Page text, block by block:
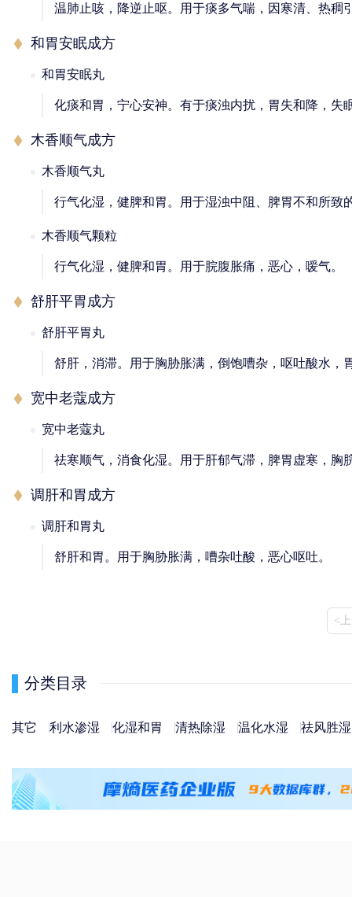
温肺止咳，降逆止呕。用于痰多气喘，因寒清、热稠
和胃安眠成方
和胃安眠丸
化痰和胃，宁心安神。有于痰浊内扰，胃失和降，失
木香顺气成方
木香顺气丸
行气化湿，健脾和胃。用于湿浊中阻、脾胃不和所致
木香顺气颗粒
行气化湿，健脾和胃。用于脘腹胀痛，恶心，嗳气。
舒肝平胃成方
舒肝平胃丸
舒肝，消滞。用于胸胁胀满，倒饱嘈杂，呕吐酸水，
宽中老蔻成方
宽中老蔻丸
祛寒顺气，消食化湿。用于肝郁气滞，脾胃虚寒，胸
调肝和胃成方
调肝和胃丸
舒肝和胃。用于胸胁胀满，嘈杂吐酸，恶心呕吐。
<
分类目录
其它 利水渗湿 化湿和胃 清热除湿 温化水湿 祛风胜湿